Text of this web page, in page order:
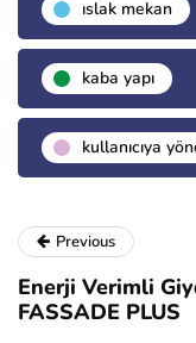
islak mekan
kaba yapı
kullanıcıya
Previous
Enerji Verimli
FASSADE PLUS